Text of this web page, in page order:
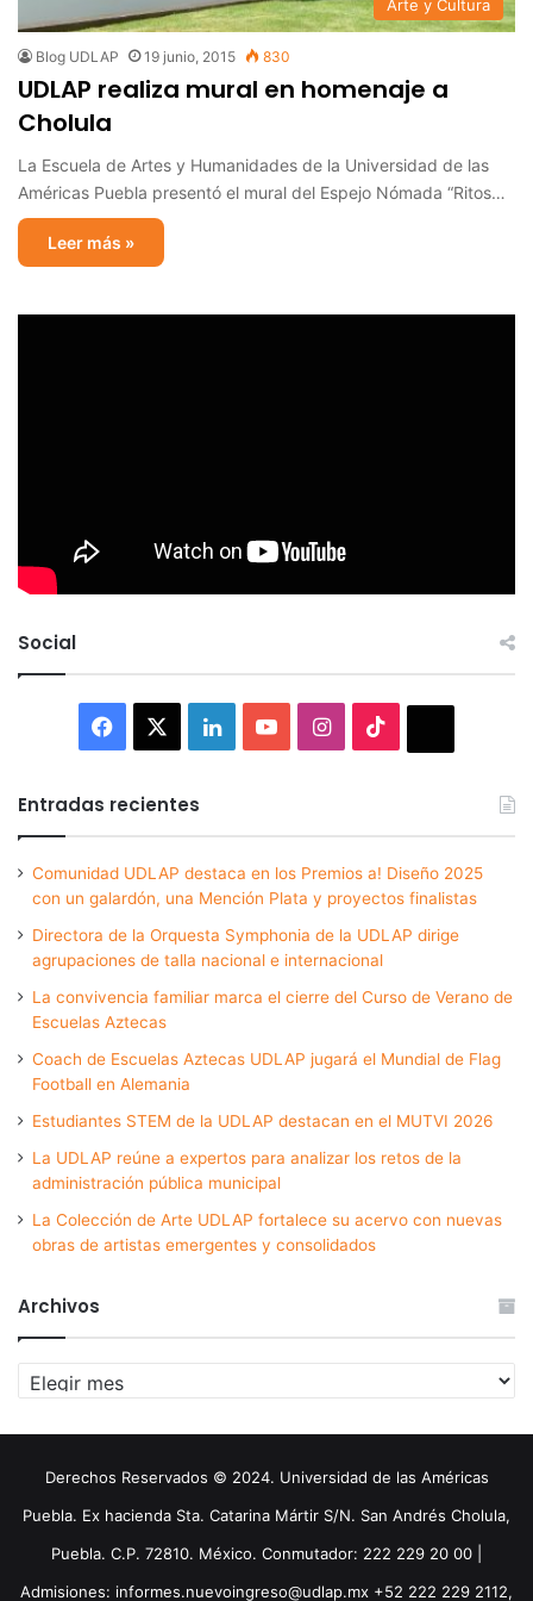
Arte y Cultura
Blog UDLAP 19 junio, 2015 830
UDLAP realiza mural en homenaje a
Cholula
La Escuela de Artes y Humanidades de la Universidad de las
Américas Puebla presentó el mural del Espejo Nómada “Ritos…
Leer más »
Social
Facebook LinkedInYouTubeInstagram
Entradas recientes
Comunidad UDLAP destaca en los Premios a! Diseño 2025
con un galardón, una Mención Plata y proyectos finalistas
Directora de la Orquesta Symphonia de la UDLAP dirige
agrupaciones de talla nacional e internacional
La convivencia familiar marca el cierre del Curso de Verano de
Escuelas Aztecas
Coach de Escuelas Aztecas UDLAP jugará el Mundial de Flag
Football en Alemania
Estudiantes STEM de la UDLAP destacan en el MUTVI 2026
La UDLAP reúne a expertos para analizar los retos de la
administración pública municipal
La Colección de Arte UDLAP fortalece su acervo con nuevas
obras de artistas emergentes y consolidados
Archivos
Archivos
Derechos Reservados © 2024. Universidad de las Américas
Puebla. Ex hacienda Sta. Catarina Mártir S/N. San Andrés Cholula,
Puebla. C.P. 72810. México. Conmutador: 222 229 20 00 |
Admisiones: informes.nuevoingreso@udlap.mx +52 222 229 2112,